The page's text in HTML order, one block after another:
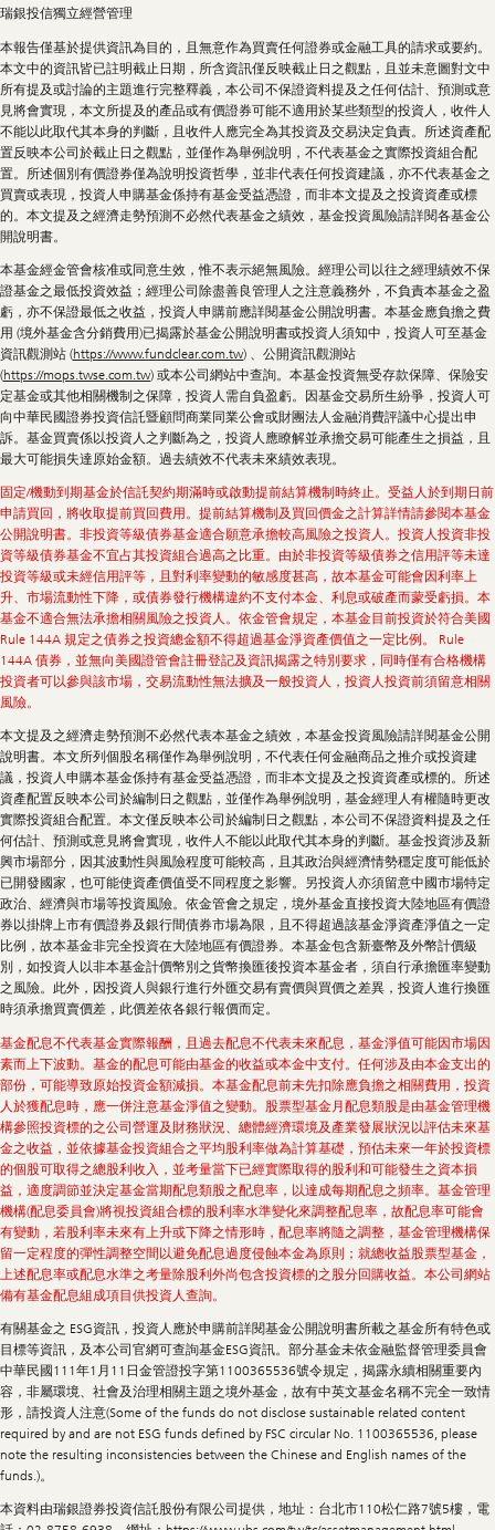
Legal
瑞銀投信獨立經營管理
本報告僅基於提供資訊為目的，且無意作為買賣任何證券或金融工具的請求或要約。
本文中的資訊皆已註明截止日期，所含資訊僅反映截止日之觀點，且並未意圖對文中
所有提及或討論的主題進行完整釋義，本公司不保證資料提及之任何估計、預測或意
見將會實現，本文所提及的產品或有價證券可能不適用於某些類型的投資人，收件人
不能以此取代其本身的判斷，且收件人應完全為其投資及交易決定負責。所述資產配
置反映本公司於截止日之觀點，並僅作為舉例說明，不代表基金之實際投資組合配
置。所述個別有價證券僅為說明投資哲學，並非代表任何投資建議，亦不代表基金之
買賣或表現，投資人申購基金係持有基金受益憑證，而非本文提及之投資資產或標
的。本文提及之經濟走勢預測不必然代表基金之績效，基金投資風險請詳閱各基金公
開說明書。
本基金經金管會核准或同意生效，惟不表示絕無風險。經理公司以往之經理績效不保
證基金之最低投資效益；經理公司除盡善良管理人之注意義務外，不負責本基金之盈
虧，亦不保證最低之收益，投資人申購前應詳閱基金公開說明書。本基金應負擔之費
用 (境外基金含分銷費用)已揭露於基金公開說明書或投資人須知中，投資人可至基金
資訊觀測站 (https://www.fundclear.com.tw) 、公開資訊觀測站
(https://mops.twse.com.tw) 或本公司網站中查詢。本基金投資無受存款保障、保險安
定基金或其他相關機制之保障，投資人需自負盈虧。因基金交易所生紛爭，投資人可
向中華民國證券投資信託暨顧問商業同業公會或財團法人金融消費評議中心提出申
訴。基金買賣係以投資人之判斷為之，投資人應瞭解並承擔交易可能產生之損益，且
最大可能損失達原始金額。過去績效不代表未來績效表現。
固定/機動到期基金於信託契約期滿時或啟動提前結算機制時終止。受益人於到期日前
申請買回，將收取提前買回費用。提前結算機制及買回價金之計算詳情請參閱本基金
公開說明書。非投資等級債券基金適合願意承擔較高風險之投資人。投資人投資非投
資等級債券基金不宜占其投資組合過高之比重。由於非投資等級債券之信用評等未達
投資等級或未經信用評等，且對利率變動的敏感度甚高，故本基金可能會因利率上
升、市場流動性下降，或債券發行機構違約不支付本金、利息或破產而蒙受虧損。本
基金不適合無法承擔相關風險之投資人。依金管會規定，本基金目前投資於符合美國
Rule 144A 規定之債券之投資總金額不得超過基金淨資產價值之一定比例。 Rule
144A 債券，並無向美國證管會註冊登記及資訊揭露之特別要求，同時僅有合格機構
投資者可以參與該市場，交易流動性無法擴及一般投資人，投資人投資前須留意相關
風險。
本文提及之經濟走勢預測不必然代表本基金之績效，本基金投資風險請詳閱基金公開
說明書。本文所列個股名稱僅作為舉例說明，不代表任何金融商品之推介或投資建
議，投資人申購本基金係持有基金受益憑證，而非本文提及之投資資產或標的。所述
資產配置反映本公司於編制日之觀點，並僅作為舉例說明，基金經理人有權隨時更改
實際投資組合配置。本文僅反映本公司於編制日之觀點，本公司不保證資料提及之任
何估計、預測或意見將會實現，收件人不能以此取代其本身的判斷。基金投資涉及新
興市場部分，因其波動性與風險程度可能較高，且其政治與經濟情勢穩定度可能低於
已開發國家，也可能使資產價值受不同程度之影響。另投資人亦須留意中國市場特定
政治、經濟與市場等投資風險。依金管會之規定，境外基金直接投資大陸地區有價證
券以掛牌上市有價證券及銀行間債券市場為限，且不得超過該基金淨資產淨值之一定
比例，故本基金非完全投資在大陸地區有價證券。本基金包含新臺幣及外幣計價級
別，如投資人以非本基金計價幣別之貨幣換匯後投資本基金者，須自行承擔匯率變動
之風險。此外，因投資人與銀行進行外匯交易有賣價與買價之差異，投資人進行換匯
時須承擔買賣價差，此價差依各銀行報價而定。
基金配息不代表基金實際報酬，且過去配息不代表未來配息，基金淨值可能因市場因
素而上下波動。基金的配息可能由基金的收益或本金中支付。任何涉及由本金支出的
部份，可能導致原始投資金額減損。本基金配息前未先扣除應負擔之相關費用，投資
人於獲配息時，應一併注意基金淨值之變動。股票型基金月配息類股是由基金管理機
構參照投資標的之公司營運及財務狀況、總體經濟環境及產業發展狀況以評估未來基
金之收益，並依據基金投資組合之平均股利率做為計算基礎，預估未來一年於投資標
的個股可取得之總股利收入，並考量當下已經實際取得的股利和可能發生之資本損
益，適度調節並決定基金當期配息類股之配息率，以達成每期配息之頻率。基金管理
機構(配息委員會)將視投資組合標的股利率水準變化來調整配息率，故配息率可能會
有變動，若股利率未來有上升或下降之情形時，配息率將隨之調整，基金管理機構保
留一定程度的彈性調整空間以避免配息過度侵蝕本金為原則；就總收益股票型基金，
上述配息率或配息水準之考量除股利外尚包含投資標的之股分回購收益。本公司網站
備有基金配息組成項目供投資人查詢。
有關基金之 ESG資訊，投資人應於申購前詳閱基金公開說明書所載之基金所有特色或
目標等資訊，及本公司官網可查詢基金ESG資訊。部分基金未依金融監督管理委員會
中華民國111年1月11日金管證投字第1100365536號令規定，揭露永續相關重要內
容，非屬環境、社會及治理相關主題之境外基金，故有中英文基金名稱不完全一致情
形，請投資人注意(Some of the funds do not disclose sustainable related content
required by and are not ESG funds defined by FSC circular No. 1100365536, please
note the resulting inconsistencies between the Chinese and English names of the
funds.)。
本資料由瑞銀證券投資信託股份有限公司提供，地址：台北市110松仁路7號5樓，電